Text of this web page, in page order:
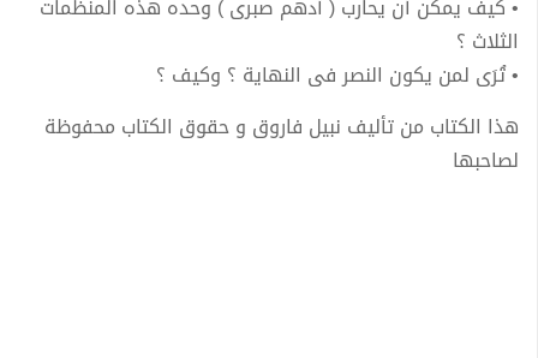
• كيف يمكن أن يحارب ( أدهم صبرى ) وحده هذه المنظمات
الثلاث ؟
• تُرَى لمن يكون النصر فى النهاية ؟ وكيف ؟
هذا الكتاب من تأليف نبيل فاروق و حقوق الكتاب محفوظة
لصاحبها